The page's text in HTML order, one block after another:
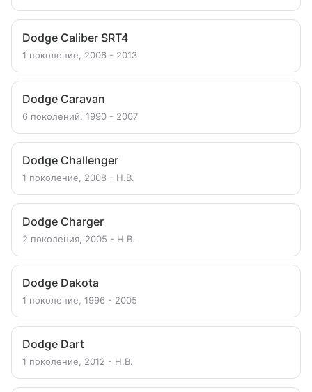
Dodge Caliber SRT4
1 поколение, 2006 - 2013
Dodge Caravan
6 поколений, 1990 - 2007
Dodge Challenger
1 поколение, 2008 - Н.В.
Dodge Charger
2 поколения, 2005 - Н.В.
Dodge Dakota
1 поколение, 1996 - 2005
Dodge Dart
1 поколение, 2012 - Н.В.